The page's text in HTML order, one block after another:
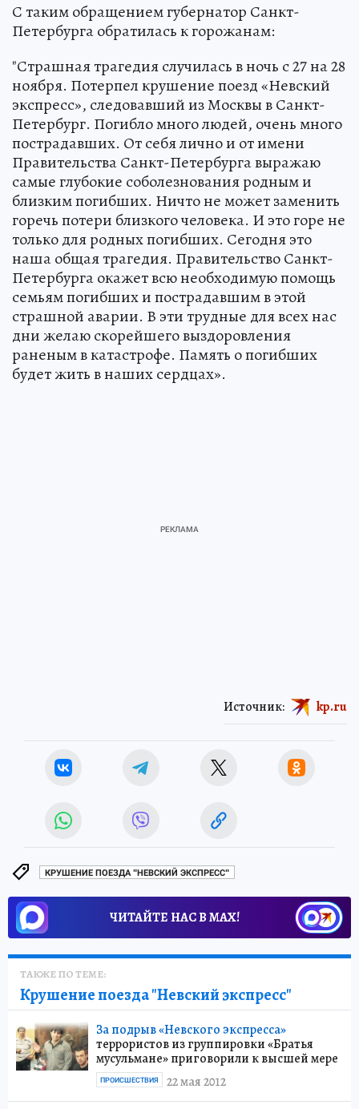
С таким обращением губернатор Санкт-
Петербурга обратилась к горожанам:
"Страшная трагедия случилась в ночь с 27 на 28
ноября. Потерпел крушение поезд «Невский
экспресс», следовавший из Москвы в Санкт-
Петербург. Погибло много людей, очень много
пострадавших. От себя лично и от имени
Правительства Санкт-Петербурга выражаю
самые глубокие соболезнования родным и
близким погибших. Ничто не может заменить
горечь потери близкого человека. И это горе не
только для родных погибших. Сегодня это
наша общая трагедия. Правительство Санкт-
Петербурга окажет всю необходимую помощь
семьям погибших и пострадавшим в этой
страшной аварии. В эти трудные для всех нас
дни желаю скорейшего выздоровления
раненым в катастрофе. Память о погибших
будет жить в наших сердцах».
Источник: kp.ru
КРУШЕНИЕ ПОЕЗДА "НЕВСКИЙ ЭКСПРЕСС"
ЧИТАЙТЕ НАС В МАХ!
ТАКЖЕ ПО ТЕМЕ:
Крушение поезда "Невский экспресс"
За подрыв «Невского экспресса»
террористов из группировки «Братья
мусульмане» приговорили к высшей мере
22 мая 2012
ПРОИСШЕСТВИЯ